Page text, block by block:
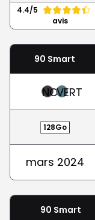
4.4/5
avis
90 Smart
NOIRVERT
128Go
mars 2024
90 Smart